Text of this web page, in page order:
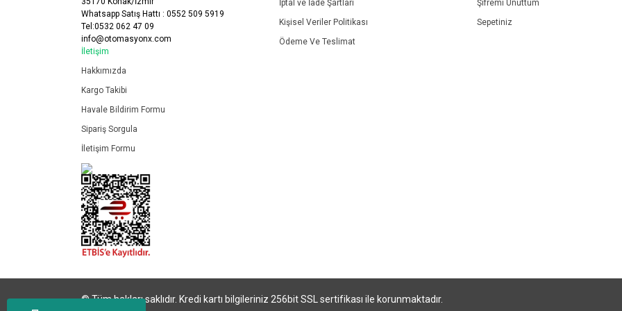
Whatsapp Satış Hattı : 0552 509 5919
Tel:0532 062 47 09
info@otomasyonx.com
İletişim
Hakkımızda
Kargo Takibi
Havale Bildirim Formu
Sipariş Sorgula
İletişim Formu
İptal ve İade Şartları
Kişisel Veriler Politikası
Ödeme Ve Teslimat
Şifremi Unuttum
Sepetiniz
© Tüm hakları saklıdır. Kredi kartı bilgileriniz 256bit SSL sertifikası ile korunmaktadır.